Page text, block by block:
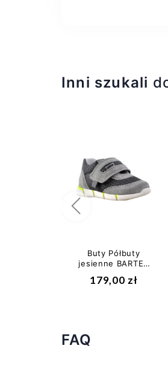
Inni szukali
Buty Półbuty
jesienne BARTEK
Chłopięce Modne
179,00 zł
Poprzedni
FAQ